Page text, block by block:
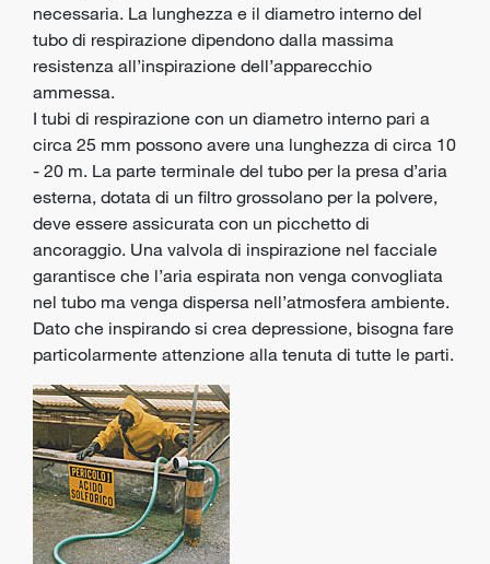
necessaria. La lunghezza e il diametro interno del
tubo di respirazione dipendono dalla massima
resistenza all’inspirazione dell’apparecchio
ammessa.
I tubi di respirazione con un diametro interno pari a
circa 25 mm possono avere una lunghezza di circa 10
- 20 m. La parte terminale del tubo per la presa d’aria
esterna, dotata di un filtro grossolano per la polvere,
deve essere assicurata con un picchetto di
ancoraggio. Una valvola di inspirazione nel facciale
garantisce che l’aria espirata non venga convogliata
nel tubo ma venga dispersa nell’atmosfera ambiente.
Dato che inspirando si crea depressione, bisogna fare
particolarmente attenzione alla tenuta di tutte le parti.